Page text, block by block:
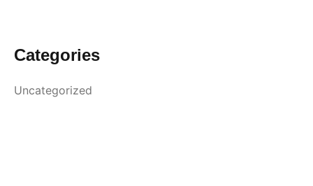
Categories
Uncategorized